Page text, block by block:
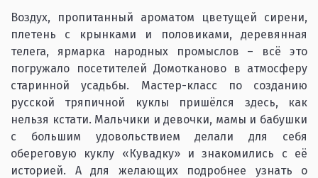
Воздух, пропитанный ароматом цветущей сирени,
плетень с крынками и половиками, деревянная
телега, ярмарка народных промыслов – всё это
погружало посетителей Домотканово в атмосферу
старинной усадьбы. Мастер-класс по созданию
русской тряпичной куклы пришёлся здесь, как
нельзя кстати. Мальчики и девочки, мамы и бабушки
с большим удовольствием делали для себя
обереговую куклу «Кувадку» и знакомились с её
историей. А для желающих подробнее узнать о